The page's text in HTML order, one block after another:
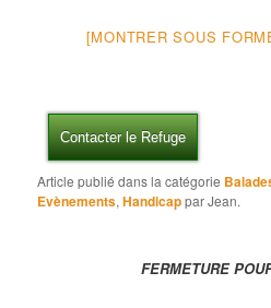
[MONTRER SOUS
Contacter le Refuge
Article publié dans la catégorie
Evènements,Handicappar Jean.
FERMETURE